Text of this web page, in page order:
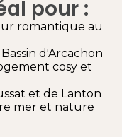
pour :
romantique au
d'Arcachon
cosy et
et de Lanton
mer et nature